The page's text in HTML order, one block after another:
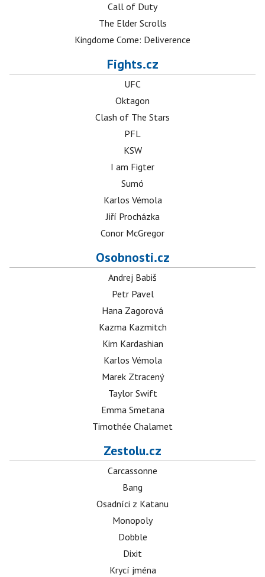
Call of Duty
The Elder Scrolls
Kingdome Come: Deliverence
Fights.cz
UFC
Oktagon
Clash of The Stars
PFL
KSW
I am Figter
Sumó
Karlos Vémola
Jiří Procházka
Conor McGregor
Osobnosti.cz
Andrej Babiš
Petr Pavel
Hana Zagorová
Kazma Kazmitch
Kim Kardashian
Karlos Vémola
Marek Ztracený
Taylor Swift
Emma Smetana
Timothée Chalamet
Zestolu.cz
Carcassonne
Bang
Osadníci z Katanu
Monopoly
Dobble
Dixit
Krycí jména